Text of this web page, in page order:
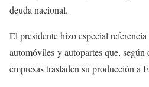
deuda nacional.
El presidente hizo especial referencia
automóviles y autopartes que,
empresas trasladen su producción a